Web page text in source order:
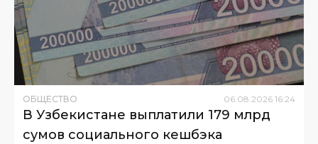
ОБЩЕСТВО 06.08.2026 16:24
В Узбекистане выплатили 179 млрд
сумов социального кешбэка